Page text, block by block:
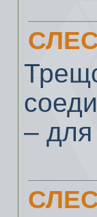
– для